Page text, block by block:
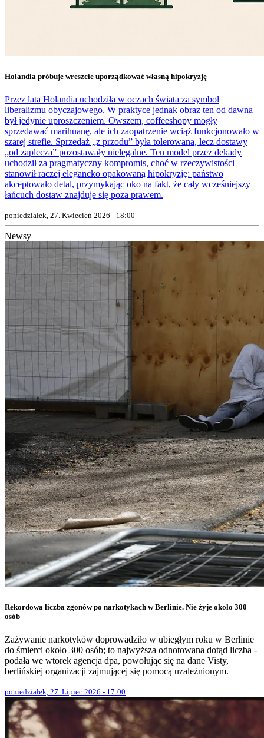
Holandia próbuje wreszcie uporządkować własną hipokryzję
Przez lata Holandia uchodziła w oczach świata za symbol
liberalizmu obyczajowego. W praktyce jednak obraz ten od dawna
był jedynie uproszczeniem. Owszem, coffeeshopy mogły
sprzedawać marihuanę, ale ich zaopatrzenie wciąż funkcjonowało w
szarej strefie. Sprzedaż „z przodu” była tolerowana, lecz dostawy
„od zaplecza” pozostawały nielegalne. Ten model przez dekady
uchodził za pragmatyczny kompromis, choć w rzeczywistości
stanowił raczej elegancko opakowaną hipokryzję: państwo
akceptowało detal, przymykając oko na fakt, że cały wcześniejszy
łańcuch dostaw znajduje się poza prawem.
poniedziałek, 27. Kwiecień 2026 - 18:00
Newsy
Rekordowa liczba zgonów po narkotykach w Berlinie. Nie żyje około 300
osób
Zażywanie narkotyków doprowadziło w ubiegłym roku w Berlinie
do śmierci około 300 osób; to najwyższa odnotowana dotąd liczba -
podała we wtorek agencja dpa, powołując się na dane Visty,
berlińskiej organizacji zajmującej się pomocą uzależnionym.
poniedziałek, 27. Lipiec 2026 - 17:00